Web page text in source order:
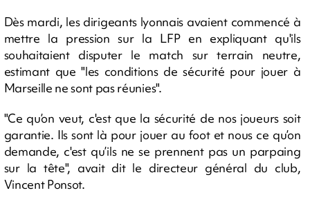
Dès mardi, les dirigeants lyonnais avaient commencé à
mettre la pression sur la LFP en expliquant qu'ils
souhaitaient disputer le match sur terrain neutre,
estimant que "les conditions de sécurité pour jouer à
Marseille ne sont pas réunies".
"Ce qu’on veut, c'est que la sécurité de nos joueurs soit
garantie. Ils sont là pour jouer au foot et nous ce qu’on
demande, c'est qu’ils ne se prennent pas un parpaing
sur la tête", avait dit le directeur général du club,
Vincent Ponsot.